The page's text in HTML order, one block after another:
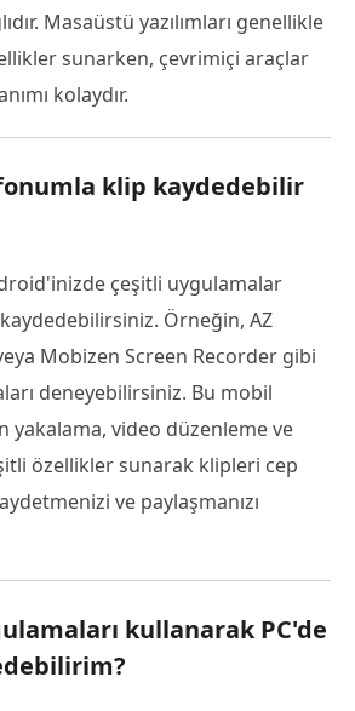
Masaüstü yazılımları genellikle
sunarken, çevrimiçi araçlar
kolaydır.
klip kaydedebilir
çeşitli uygulamalar
Örneğin, AZ
Mobizen Screen Recorder gibi
deneyebilirsiniz. Bu mobil
yakalama, video düzenleme ve
özellikler sunarak klipleri cep
ve paylaşmanızı
kullanarak PC'de